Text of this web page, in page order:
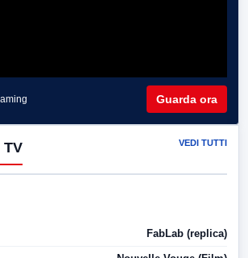
Guarda ora
TV VEDI TUTTI
FabLab (replica)